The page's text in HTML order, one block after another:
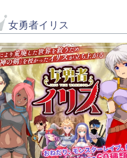
女勇者イリス